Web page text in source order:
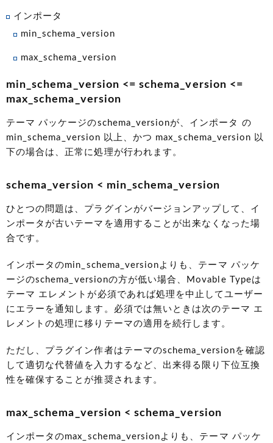
インポータ
min_schema_version
max_schema_version
min_schema_version <= schema_version <=
max_schema_version
テーマ パッケージのschema_versionが、インポータ の
min_schema_version 以上、かつ max_schema_version 以
下の場合は、正常に処理が行われます。
schema_version < min_schema_version
ひとつの問題は、プラグインがバージョンアップして、イ
ンポータが古いテーマを適用することが出来なくなった場
合です。
インポータのmin_schema_versionよりも、テーマ パッケ
ージのschema_versionの方が低い場合、Movable Typeは
テーマ エレメントが必須であれば処理を中止してユーザー
にエラーを通知します。必須では無いときは次のテーマ エ
レメントの処理に移りテーマの適用を続行します。
ただし、プラグイン作者はテーマのschema_versionを確認
して適切な代替値を入力するなど、出来得る限り下位互換
性を確保することが推奨されます。
max_schema_version < schema_version
インポータのmax_schema_versionよりも、テーマ パッケ